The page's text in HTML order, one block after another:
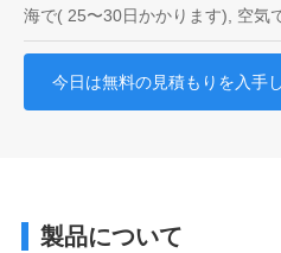
海で( 25〜30日かかります), 空気
今日は無料の見積もりを入手
製品について